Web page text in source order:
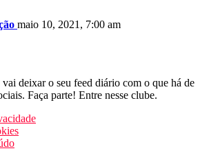
maio 10, 2021, 7:00 am
deixar o seu feed diário com o que há de
Faça parte! Entre nesse clube.